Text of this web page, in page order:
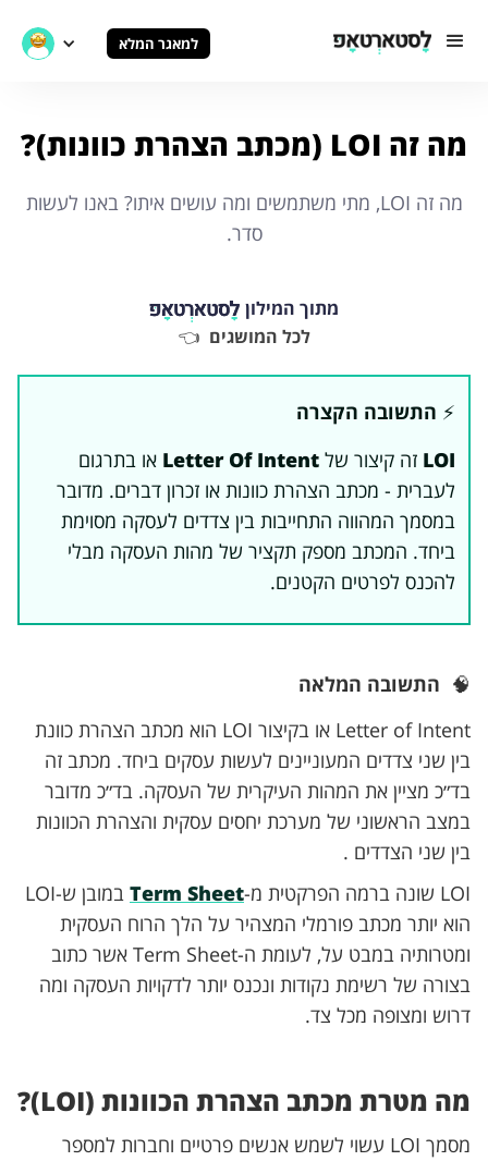
למאגר המלא
מה זה LOI (מכתב הצהרת כוונות)?
מה זה LOI, מתי משתמשים ומה עושים איתו? באנו לעשות
סדר.
מתוך המילון
לכל המושגים 👈
⚡️ התשובה הקצרה
LOI זה קיצור של Letter Of Intent או בתרגום
לעברית - מכתב הצהרת כוונות או זכרון דברים. מדובר
במסמך המהווה התחייבות בין צדדים לעסקה מסוימת
ביחד. המכתב מספק תקציר של מהות העסקה מבלי
להכנס לפרטים הקטנים.
🧠 התשובה המלאה
Letter of Intent או בקיצור LOI הוא מכתב הצהרת כוונת
בין שני צדדים המעוניינים לעשות עסקים ביחד. מכתב זה
בד״כ מציין את המהות העיקרית של העסקה. בד״כ מדובר
במצב הראשוני של מערכת יחסים עסקית והצהרת הכוונות
בין שני הצדדים .
LOI שונה ברמה הפרקטית מ-
Term Sheet
במובן ש-LOI
הוא יותר מכתב פורמלי המצהיר על הלך הרוח העסקית
ומטרותיה במבט על, לעומת ה-Term Sheet אשר כתוב
בצורה של רשימת נקודות ונכנס יותר לדקויות העסקה ומה
דרוש ומצופה מכל צד.
מה מטרת מכתב הצהרת הכוונות (LOI)?
מסמך LOI עשוי לשמש אנשים פרטיים וחברות למספר